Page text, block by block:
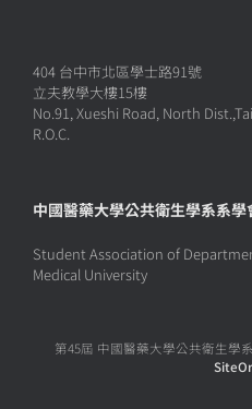
404 台中市北區學士路91號
立夫教學大樓15樓
No.91, Xueshi Road, North
R.O.C.
中國醫藥大學公共衛生學系系學
Student Association of
Medical University
第45屆 中國醫藥大學公共衛生學